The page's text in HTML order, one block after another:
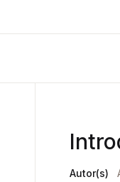
Autor(s)